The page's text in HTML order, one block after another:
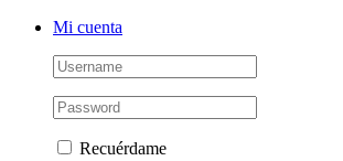
Saltar
contenido
InstagramMi cuenta
Recuérdame